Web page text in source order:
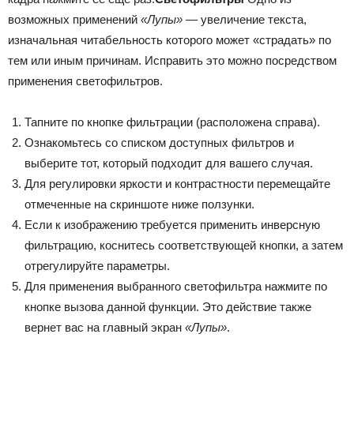
возможных применений «Лупы» — увеличение текста,
изначальная читабельность которого может «страдать» по
тем или иным причинам. Исправить это можно посредством
применения светофильтров.
Тапните по кнопке фильтрации (расположена справа).
Ознакомьтесь со списком доступных фильтров и
выберите тот, который подходит для вашего случая.
Для регулировки яркости и контрастности перемещайте
отмеченные на скриншоте ниже ползунки.
Если к изображению требуется применить инверсную
фильтрацию, коснитесь соответствующей кнопки, а затем
отрегулируйте параметры.
Для применения выбранного светофильтра нажмите по
кнопке вызова данной функции. Это действие также
вернет вас на главный экран «Лупы».